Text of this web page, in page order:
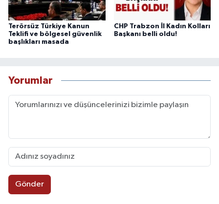
Terörsüz Türkiye Kanun
Teklifi ve bölgesel güvenlik
başlıkları masada
CHP Trabzon İl Kadın Kolları
Başkanı belli oldu!
Yorumlar
Gönder